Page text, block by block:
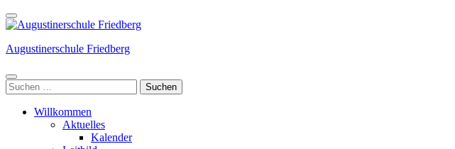
Weiter
zum
(Enter
Augustinerschule Friedberg
Suchen
nach:
Willkommen
Aktuelles
Kalender